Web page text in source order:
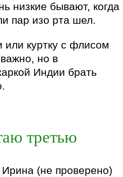
низкие бывают, когда
пар изо рта шел.
или куртку с флисом
но в
Индии брать
третью
(не проверено)